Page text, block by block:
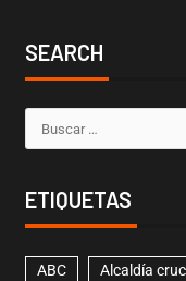
SEARCH
ETIQUETAS
ABC Alcaldía